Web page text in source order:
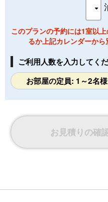
浴衣・バスタオル・フェイ
ャンプ・リンス・ボディー
■駐車場■
無料
このプランの予約には1室以
るか上記カレンダーか
ご利用人数を入力してくだ
お部屋の定員: 1～2名様
お見積りの確